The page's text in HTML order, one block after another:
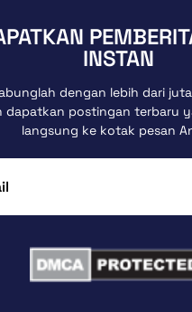
INSTAN
dengan lebih dari
dapatkan postingan terbaru
langsung ke kotak pesan